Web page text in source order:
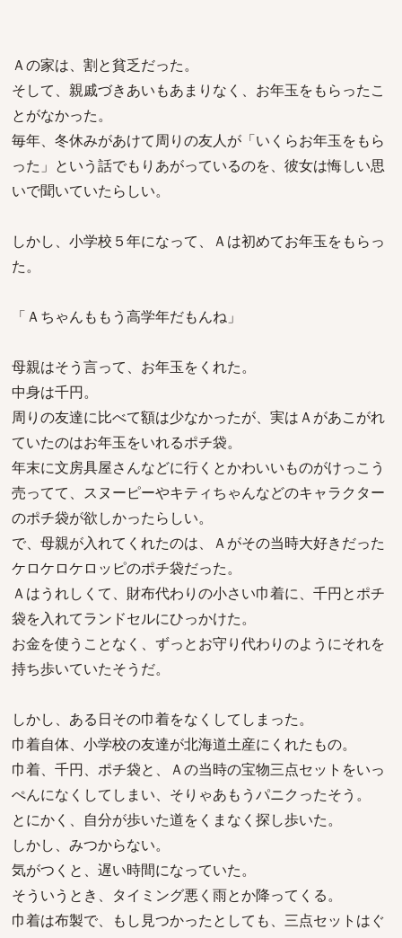
Ａの家は、割と貧乏だった。
そして、親戚づきあいもあまりなく、お年玉をもらったこ
とがなかった。
毎年、冬休みがあけて周りの友人が「いくらお年玉をもら
った」という話でもりあがっているのを、彼女は悔しい思
いで聞いていたらしい。
しかし、小学校５年になって、Ａは初めてお年玉をもらっ
た。
「Ａちゃんももう高学年だもんね」
母親はそう言って、お年玉をくれた。
中身は千円。
周りの友達に比べて額は少なかったが、実はＡがあこがれ
ていたのはお年玉をいれるポチ袋。
年末に文房具屋さんなどに行くとかわいいものがけっこう
売ってて、スヌーピーやキティちゃんなどのキャラクター
のポチ袋が欲しかったらしい。
で、母親が入れてくれたのは、Ａがその当時大好きだった
ケロケロケロッピのポチ袋だった。
Ａはうれしくて、財布代わりの小さい巾着に、千円とポチ
袋を入れてランドセルにひっかけた。
お金を使うことなく、ずっとお守り代わりのようにそれを
持ち歩いていたそうだ。
しかし、ある日その巾着をなくしてしまった。
巾着自体、小学校の友達が北海道土産にくれたもの。
巾着、千円、ポチ袋と、Ａの当時の宝物三点セットをいっ
ぺんになくしてしまい、そりゃあもうパニクったそう。
とにかく、自分が歩いた道をくまなく探し歩いた。
しかし、みつからない。
気がつくと、遅い時間になっていた。
そういうとき、タイミング悪く雨とか降ってくる。
巾着は布製で、もし見つかったとしても、三点セットはぐ